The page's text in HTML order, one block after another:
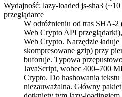
Wydajność: lazy-loaded js-sha3
przeglądarce
W odróżnieniu od tras SHA-2
Web Crypto API
Web Crypto. Narzędzie
skompresowane gzip) przy
buforuje. Typowa
JavaScript, wobec 400–700
Crypto. Do hashowania
niezauważalna. Główny